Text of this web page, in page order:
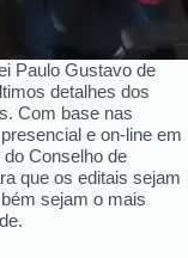
Paulo Gustavo de
detalhes dos
Com base nas
e on-line em
Conselho de
que os editais sejam
sejam o mais